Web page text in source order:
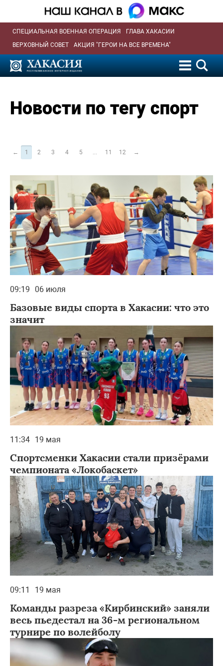
СПЕЦИАЛЬНАЯ ВОЕННАЯ ОПЕРАЦИЯ
ГЛАВА ХАКАСИИ
ВЕРХОВНЫЙ СОВЕТ
АКЦИЯ "ГЕРОИ НА ВСЕ ВРЕМЕНА"
Новости по тегу спорт
← 1 2 3 4 5 11 12 →
09:19 06 июля
Базовые виды спорта в Хакасии: что это
значит
11:34 19 мая
Спортсменки Хакасии стали призёрами
чемпионата «Локобаскет»
09:11 19 мая
Команды разреза «Кирбинский» заняли
весь пьедестал на 36-м региональном
турнире по волейболу